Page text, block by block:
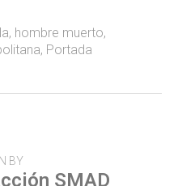
, hombre muerto,
, Portada
BY
SMAD